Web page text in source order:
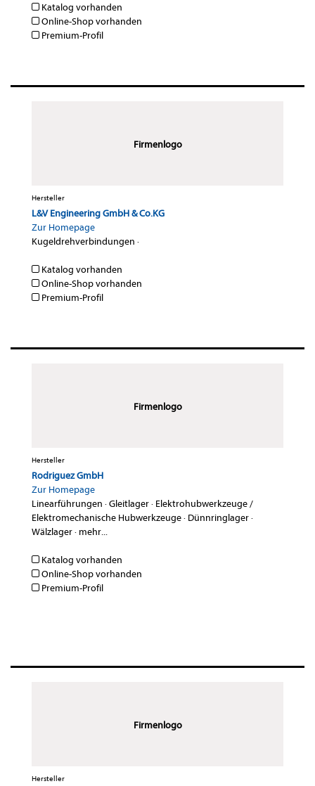
Katalog vorhanden
Online-Shop vorhanden
Premium-Profil
Firmenlogo
Hersteller
L&V Engineering GmbH & Co.KG
Zur Homepage
Kugeldrehverbindungen ·
Katalog vorhanden
Online-Shop vorhanden
Premium-Profil
Firmenlogo
Hersteller
Rodriguez GmbH
Zur Homepage
Linearführungen ·Gleitlager· Elektrohubwerkzeuge /
Elektromechanische Hubwerkzeuge· Dünnringlager·
Wälzlager· mehr...
Katalog vorhanden
Online-Shop vorhanden
Premium-Profil
Firmenlogo
Hersteller